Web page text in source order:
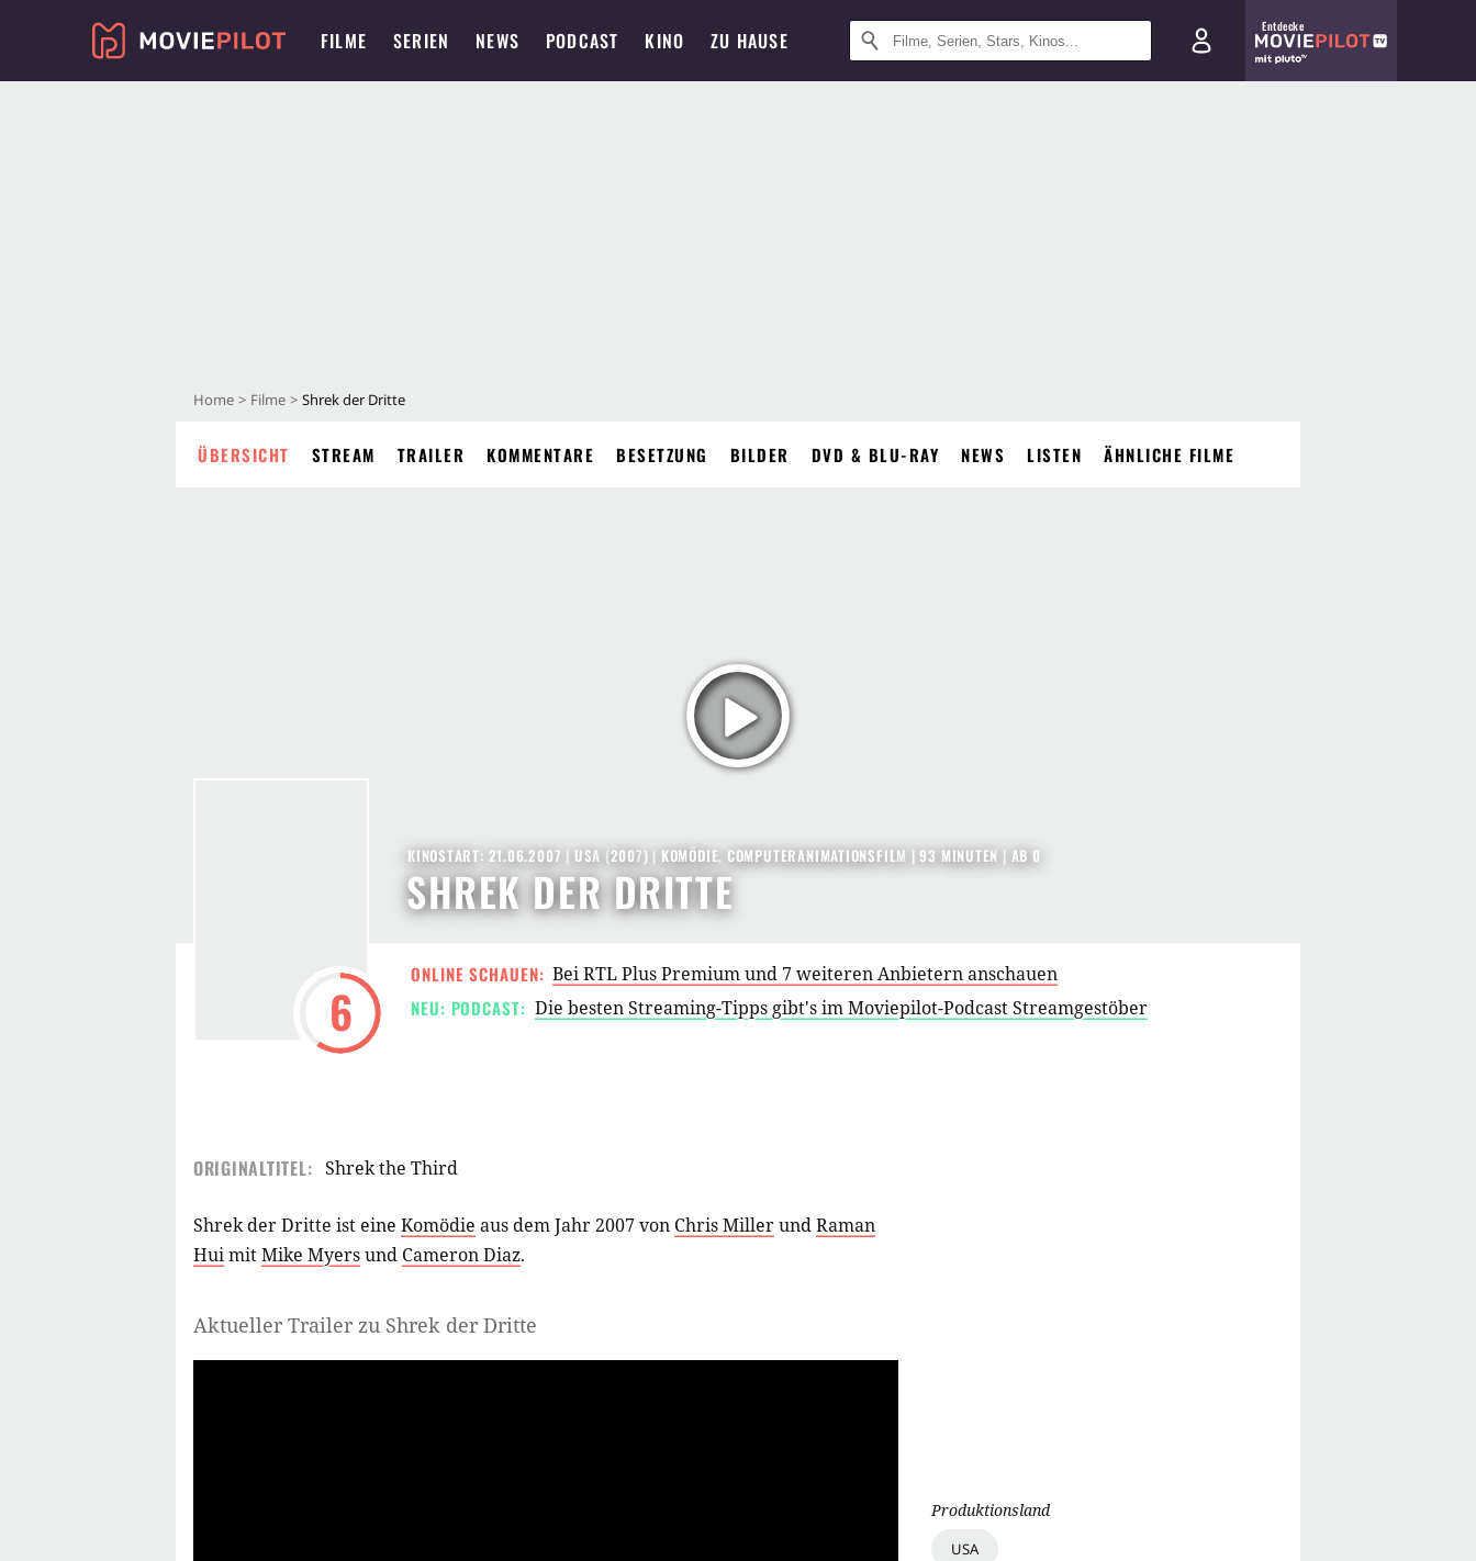
FILME SERIEN NEWS PODCAST KINO ZU HAUSE
Entdecke
Home Filme Shrek der Dritte
ÜBERSICHT STREAM TRAILER KOMMENTARE BESETZUNG BILDER DVD & BLU-RAY NEWS LISTEN ÄHNLICHE FILME
6
SHREK DER DRITTE
KINOSTART: 21.06.2007 | USA (2007) | KOMÖDIE, COMPUTERANIMATIONSFILM | 93 MINUTEN | AB 0
ONLINE SCHAUEN: Bei RTL Plus Premium und 7 weiteren Anbietern anschauen
NEU: PODCAST: Die besten Streaming-Tipps gibt's im Moviepilot-Podcast Streamgestöber
ORIGINALTITEL: Shrek the Third
Shrek der Dritte ist eine Komödie aus dem Jahr 2007 von Chris MillerundRaman
HuimitMike Myersund Cameron Diaz.
Aktueller Trailer zu Shrek der Dritte
Produktionsland
USA